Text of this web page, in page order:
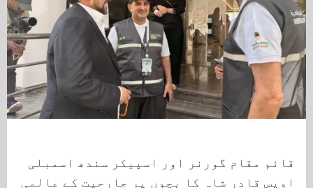
قائم مقام گورنر اور اسپیکر سندھ اسمبلی
اویس قادر شاہ کا بچوں پر جارحیت کے عالمی